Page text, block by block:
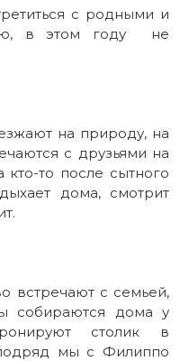
с родными и
в этом году не
на природу, на
с друзьями на
то после сытного
дома, смотрит
встречают с семьей,
собираются дома у
столик в
мы с Филиппо